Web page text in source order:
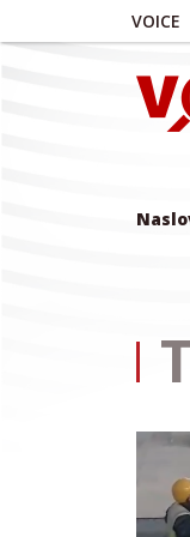
Skip to main content
VOICE